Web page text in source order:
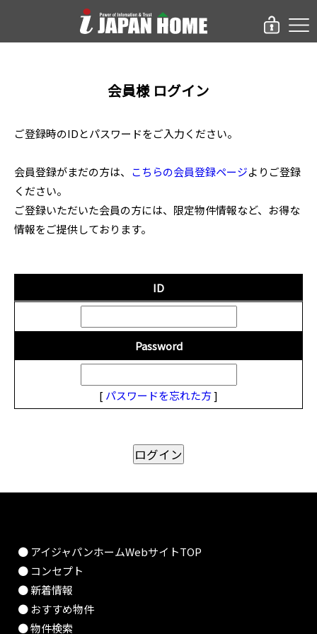
会員様 ログイン
ご登録時のIDとパスワードをご入力ください。
会員登録がまだの方は、 こちらの会員登録ページよりご登録
ください。
ご登録いただいた会員の方には、限定物件情報など、お得な
情報をご提供しております。
ID
Password
[ パスワードを忘れた方]
● アイジャパンホームWebサイトTOP
● コンセプト
● 新着情報
● おすすめ物件
● 物件検索